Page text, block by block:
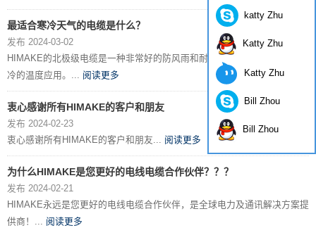
最适合寒冷天气的电缆是什么？
发布 2024-03-02
HIMAKE的北极级电缆是一种非常好的防风雨和耐寒电缆，非常适合极端寒
冷的温度应用。... 阅读更多
衷心感谢所有HIMAKE的客户和朋友
发布 2024-02-23
衷心感谢所有HIMAKE的客户和朋友... 阅读更多
为什么HIMAKE是您更好的电线电缆合作伙伴？？？
发布 2024-02-21
HIMAKE永远是您更好的电线电缆合作伙伴，是全球电力及通讯解决方案提
供商！... 阅读更多
katty Zhu
Katty Zhu
Katty Zhu
Bill Zhou
Bill Zhou